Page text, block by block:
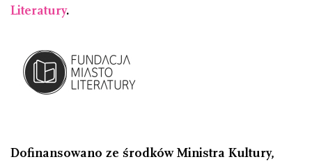
Literatury.
Dofinansowano ze środków Ministra Kultury,